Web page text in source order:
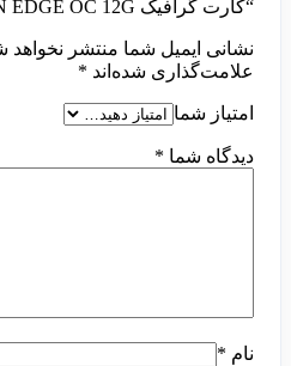
“کارت گرافیک ZOTAC RTX 4070 TWIN EDGE OC 12G”
نشانی ایمیل شما منتشر نخواهد
علامت‌گذاری شده‌اند *
امتیاز شما
دیدگاه شما *
نام *